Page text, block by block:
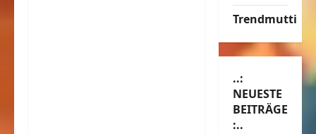
Trendmutti
..:
NEUESTE
BEITRÄGE
:..